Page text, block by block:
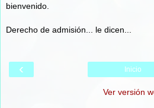
bienvenido.
Derecho de admisión... le dicen...
‹ Inicio
Ver versión